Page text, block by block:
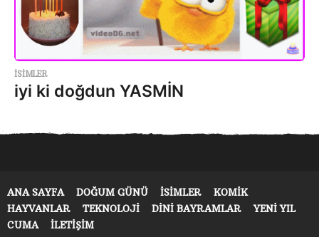
ISIMLER
iyi ki doğdun YASMİN
ANA SAYFA DOĞUM GÜNÜ ISIMLER
KOMIK
HAYVANLAR
TEKNOLOJI DINI BAYRAMLAR
YENI YIL
CUMA
İLETIŞIM